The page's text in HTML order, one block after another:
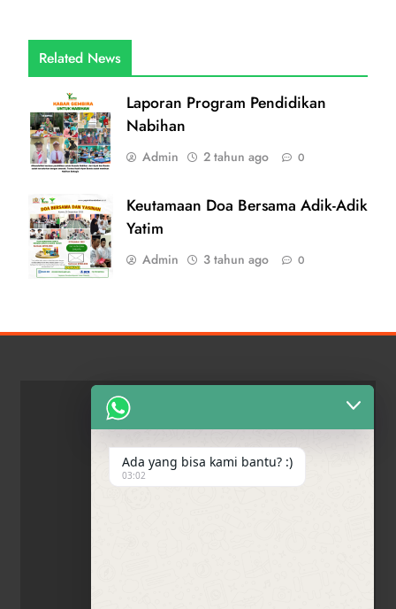
Related News
Laporan Program Pendidikan
Nabihan
Admin 2 tahun ago 0
Keutamaan Doa Bersama Adik-Adik
Yatim
Admin 3 tahun ago 0
Ada yang bisa kami bantu? :)
03:02